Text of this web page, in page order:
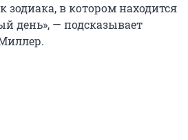
зодиака, в котором находится
день», — подсказывает